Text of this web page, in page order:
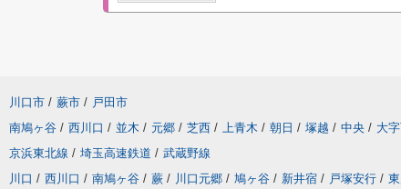
川口市 / 蕨市 / 戸田市
南鳩ヶ谷 / 西川口 / 並木 / 元郷 / 芝西 / 上青木 / 朝日 / 塚越 / 中央 / 大
京浜東北線 / 埼玉高速鉄道 / 武蔵野線
川口 / 西川口 / 南鳩ヶ谷 / 蕨 / 川口元郷 / 鳩ヶ谷 / 新井宿 / 戸塚安行 /